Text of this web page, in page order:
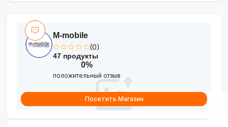
M-mobile
(0)
47 продукты
0%
положительный отзыв
Посетить Магазин